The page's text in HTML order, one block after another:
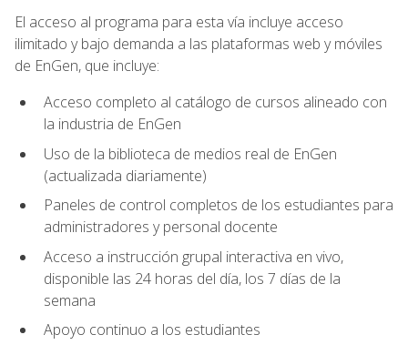
El acceso al programa para esta vía incluye acceso
ilimitado y bajo demanda a las plataformas web y móviles
de EnGen, que incluye:
Acceso completo al catálogo de cursos alineado con
la industria de EnGen
Uso de la biblioteca de medios real de EnGen
(actualizada diariamente)
Paneles de control completos de los estudiantes para
administradores y personal docente
Acceso a instrucción grupal interactiva en vivo,
disponible las 24 horas del día, los 7 días de la
semana
Apoyo continuo a los estudiantes